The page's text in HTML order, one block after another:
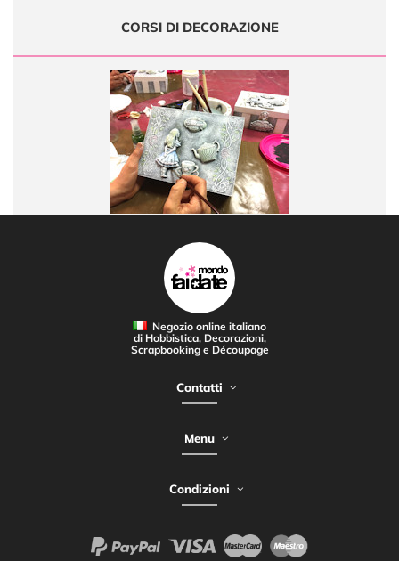
CORSI DI DECORAZIONE
Negozio online italiano
di Hobbistica, Decorazioni,
Scrapbooking e Découpage
Contatti
Menu
Condizioni